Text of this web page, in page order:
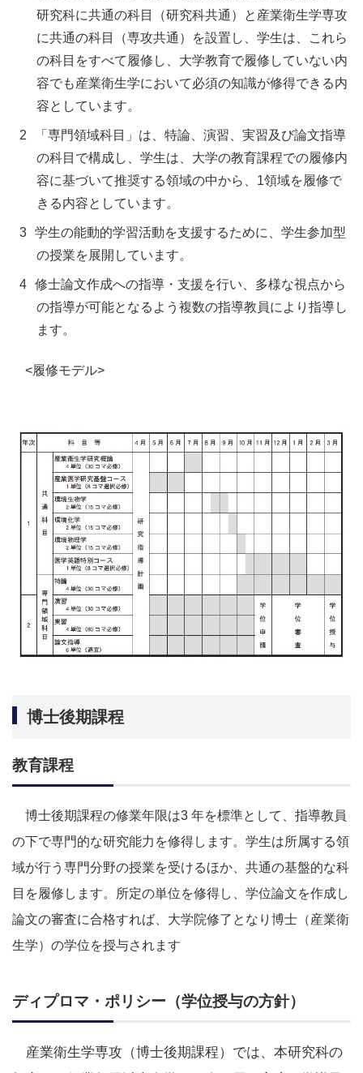
研究科に共通の科目（研究科共通）と産業衛生学専攻
に共通の科目（専攻共通）を設置し、学生は、これら
の科目をすべて履修し、大学教育で履修していない内
容でも産業衛生学において必須の知識が修得できる内
容としています。
「専門領域科目」は、特論、演習、実習及び論文指導
の科目で構成し、学生は、大学の教育課程での履修内
容に基づいて推奨する領域の中から、1領域を履修で
きる内容としています。
学生の能動的学習活動を支援するために、学生参加型
の授業を展開しています。
修士論文作成への指導・支援を行い、多様な視点から
の指導が可能となるよう複数の指導教員により指導し
ます。
<履修モデル>
博士後期課程
教育課程
博士後期課程の修業年限は3 年を標準として、指導教員
の下で専門的な研究能力を修得します。学生は所属する領
域が行う専門分野の授業を受けるほか、共通の基盤的な科
目を履修します。所定の単位を修得し、学位論文を作成し
論文の審査に合格すれば、大学院修了となり博士（産業衛
生学）の学位を授与されます
ディプロマ・ポリシー（学位授与の方針）
産業衛生学専攻（博士後期課程）では、本研究科の